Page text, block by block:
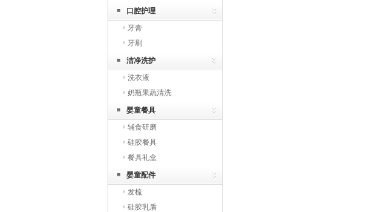
口腔护理
牙膏
牙刷
洁净洗护
洗衣液
奶瓶果蔬清洗
婴童餐具
辅食研磨
硅胶餐具
餐具礼盒
婴童配件
发梳
硅胶乳盾